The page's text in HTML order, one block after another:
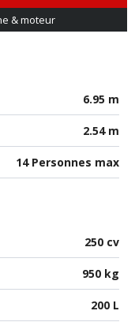
& moteur
6.95 m
2.54 m
14 Personnes max
250 cv
950 kg
200 L